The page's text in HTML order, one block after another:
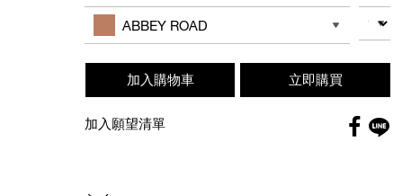
to
options
Actions
其他色系
ABBEY ROAD
數量
加入購物車 立即購買
加入願望清單